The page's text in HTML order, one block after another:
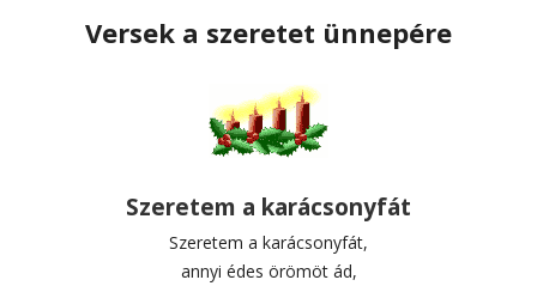
Versek a szeretet ünnepére
Szeretem a karácsonyfát
Szeretem a karácsonyfát,
annyi édes örömöt ád,